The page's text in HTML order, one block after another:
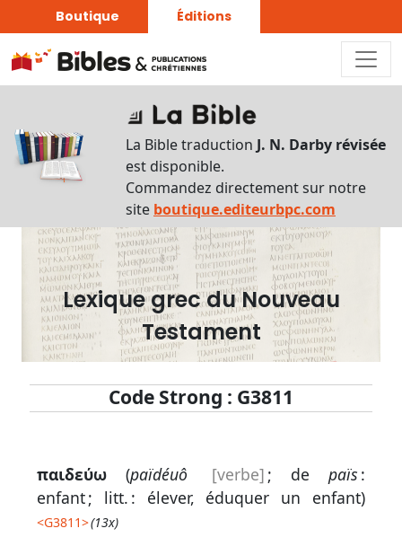
Boutique Éditions
La Bible traduction J. N. Darby révisée
est disponible.
Commandez directement sur notre
site boutique.editeurbpc.com
Lexique grec du Nouveau
Testament
Code Strong : G3811
παιδεύω (païdéuô [verbe] ; de païs :
enfant ; litt. : élever, éduquer un enfant)
<G3811>(13x)
Recherche
Rechercher
par
lettre
Rechercher
par
mot
français
Lexique
Recherche